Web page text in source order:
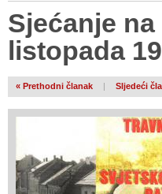
Sjećanje
listopada
« Prethodni članak | Sljedeći